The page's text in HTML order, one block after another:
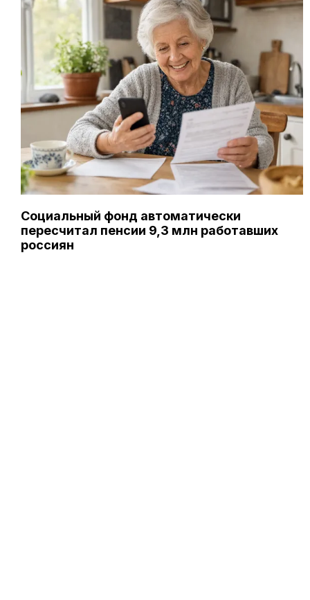
Социальный фонд автоматически
пересчитал пенсии 9,3 млн работавших
россиян